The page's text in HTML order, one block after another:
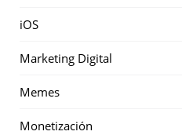
iOS
Marketing Digital
Memes
Monetización